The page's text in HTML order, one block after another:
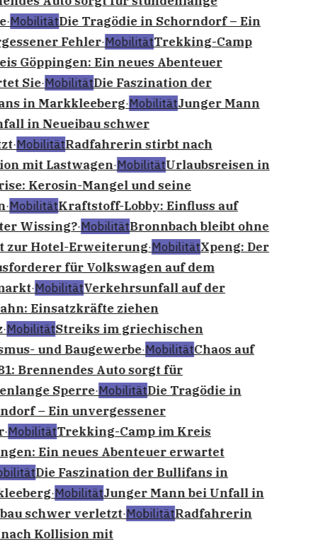
·MobilitätDie Tragödie in Schorndorf – Ein
Fehler·MobilitätTrekking-Camp
Göppingen: Ein neues Abenteuer
Sie·MobilitätDie Faszination der
in Markkleeberg·MobilitätJunger Mann
in Neueibau schwer
·MobilitätRadfahrerin stirbt nach
mit Lastwagen·MobilitätUrlaubsreisen in
Kerosin-Mangel und seine
·MobilitätKraftstoff-Lobby: Einfluss auf
Wissing?·MobilitätBronnbach bleibt ohne
zur Hotel-Erweiterung·MobilitätXpeng: Der
für Volkswagen auf dem
·MobilitätVerkehrsunfall auf der
Einsatzkräfte ziehen
·MobilitätStreiks im griechischen
und Baugewerbe·MobilitätChaos auf
Brennendes Auto sorgt für
Sperre·MobilitätDie Tragödie in
– Ein unvergessener
·MobilitätTrekking-Camp im Kreis
Ein neues Abenteuer erwartet
Die Faszination der Bullifans in
·MobilitätJunger Mann bei Unfall in
schwer verletzt·MobilitätRadfahrerin
Kollision mit